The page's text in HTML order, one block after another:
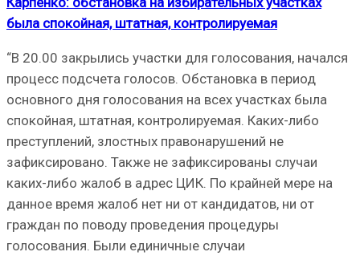
была спокойная, штатная, контролируемая
“В 20.00 закрылись участки для голосования, начался
процесс подсчета голосов. Обстановка в период
основного дня голосования на всех участках была
спокойная, штатная, контролируемая. Каких-либо
преступлений, злостных правонарушений не
зафиксировано. Также не зафиксированы случаи
каких-либо жалоб в адрес ЦИК. По крайней мере на
данное время жалоб нет ни от кандидатов, ни от
граждан по поводу проведения процедуры
голосования. Были единичные случаи